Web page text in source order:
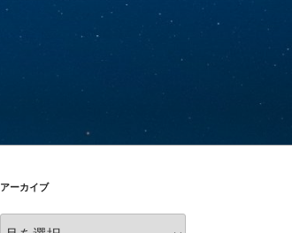
アーカイブ